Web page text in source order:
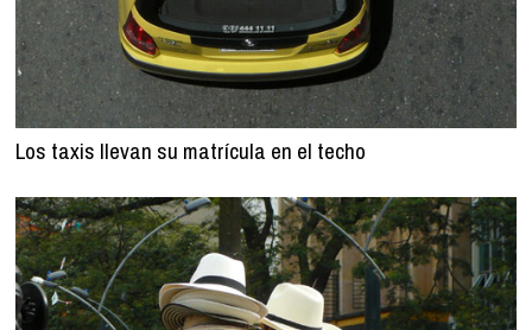
Los taxis llevan su matrícula en el techo